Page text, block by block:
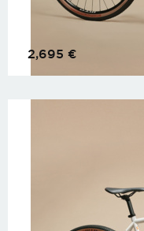
2,695 €